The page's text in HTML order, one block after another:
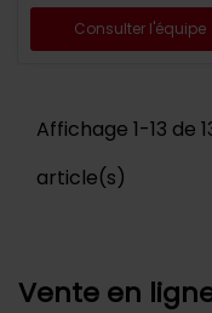
Consulter l'équipe
Affichage 1-13 de
article(s)
Vente en